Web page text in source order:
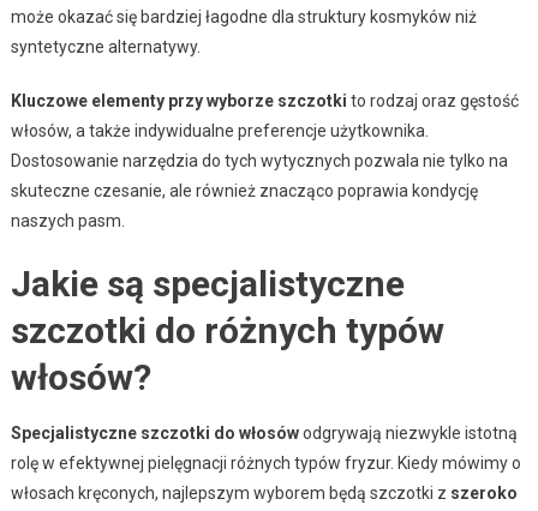
może okazać się bardziej łagodne dla struktury kosmyków niż
syntetyczne alternatywy.
Kluczowe elementy przy wyborze szczotki to rodzaj oraz gęstość
włosów, a także indywidualne preferencje użytkownika.
Dostosowanie narzędzia do tych wytycznych pozwala nie tylko na
skuteczne czesanie, ale również znacząco poprawia kondycję
naszych pasm.
Jakie są specjalistyczne
szczotki do różnych typów
włosów?
Specjalistyczne szczotki do włosówodgrywają niezwykle istotną
rolę w efektywnej pielęgnacji różnych typów fryzur. Kiedy mówimy o
włosach kręconych, najlepszym wyborem będą szczotki z szeroko